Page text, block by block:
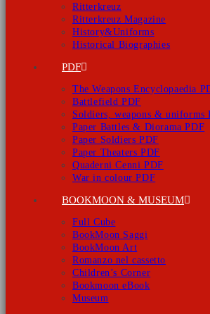
Ritterkreuz
Ritterkreuz Magazine
History&Uniforms
Historical Biographies
PDF
The Weapons Encyclopaedia
Battlefield PDF
Soldiers, weapons & uniforms
Paper Battles & Diorama PDF
Paper Soldiers PDF
Paper Theaters PDF
Quaderni Cenni PDF
War in colour PDF
BOOKMOON & MUSEUM
Full Cube
BookMoon Saggi
BookMoon Art
Romanzo nel cassetto
Children’s Corner
Bookmoon eBook
Museum